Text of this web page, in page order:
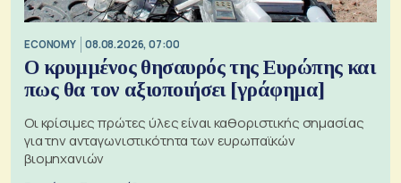
ECONOMY 08.08.2026, 07:00
Ο κρυμμένος θησαυρός της Ευρώπης και
πως θα τον αξιοποιήσει [γράφημα]
Οι κρίσιμες πρώτες ύλες είναι καθοριστικής σημασίας
για την ανταγωνιστικότητα των ευρωπαϊκών
βιομηχανιών